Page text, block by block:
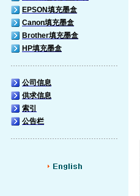
EPSON填充墨盒
Canon填充墨盒
Brother填充墨盒
HP填充墨盒
公司信息
供求信息
索引
公告栏